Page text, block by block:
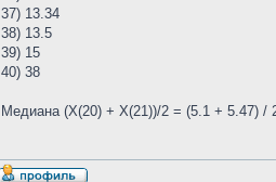
37) 13.34
38) 13.5
39) 15
40) 38
Медиана (Х(20) + Х(21))/2 = (5.1 + 5.47) /